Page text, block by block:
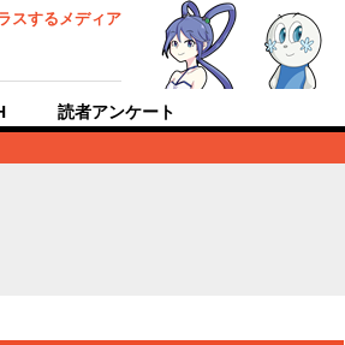
スするメディア
読者アンケート